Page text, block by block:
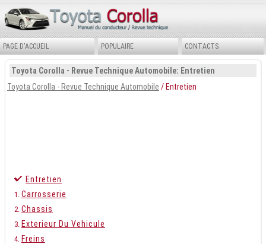
PAGE D'ACCUEIL POPULAIRE CONTACTS
Toyota Corolla - Revue Technique Automobile: Entretien
Toyota Corolla - Revue Technique Automobile / Entretien
Entretien
Carrosserie
Chassis
Exterieur Du Vehicule
Freins